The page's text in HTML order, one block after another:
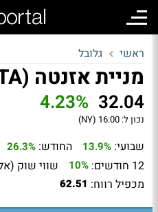
ראשי גלובל
מניית אזנטה (AZTA)
32.04
4.23%
נכון ל: 16:00 (NY)
שבועי: 13.9% החודש: 26.3%
12 חודשים: 10% שווי שוק
מכפיל רווח: 62.51